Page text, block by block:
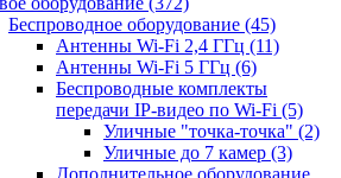
Беспроводное оборудование (45)
Антенны Wi-Fi 2,4 ГГц (11)
Антенны Wi-Fi 5 ГГц (6)
Беспроводные комплекты
передачи IP-видео по Wi-Fi (5)
Уличные "точка-точка" (2)
Уличные до 7 камер (3)
Дополнительное оборудование